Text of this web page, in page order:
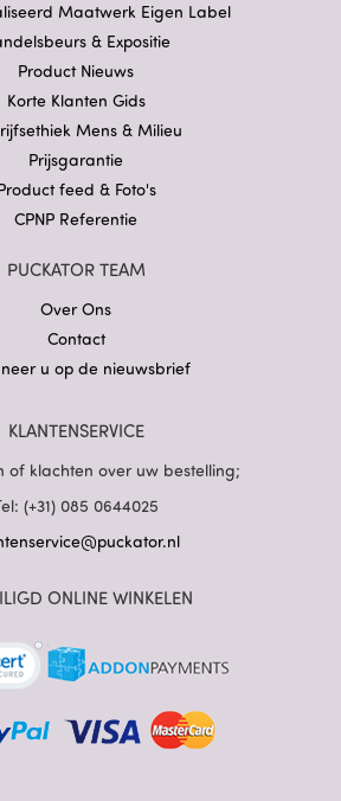
Maatwerk Eigen Label
& Expositie
Product Nieuws
Korte Klanten Gids
Mens & Milieu
Prijsgarantie
feed & Foto's
CPNP Referentie
PUCKATOR TEAM
Over Ons
Contact
u op de nieuwsbrief
KLANTENSERVICE
of klachten over uw bestelling;
(+31) 085 0644025
ONLINE WINKELEN